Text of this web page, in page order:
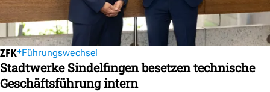
Führungswechsel
Stadtwerke Sindelfingen besetzen technische
Geschäftsführung intern